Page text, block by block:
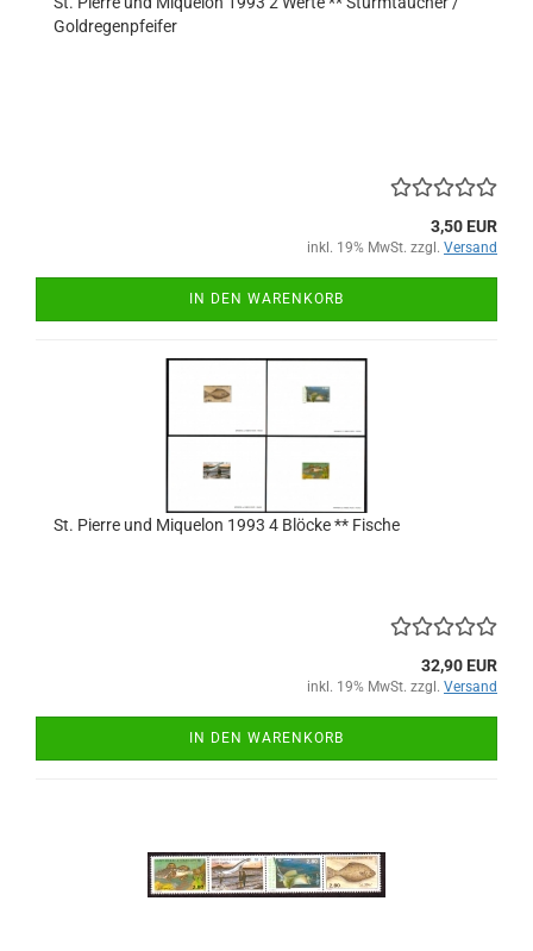
Goldregenpfeifer
3,50 EUR
inkl. 19% MwSt. zzgl. Versand
IN DEN WARENKORB
St. Pierre und Miquelon 1993 4 Blöcke ** Fische
32,90 EUR
inkl. 19% MwSt. zzgl. Versand
IN DEN WARENKORB